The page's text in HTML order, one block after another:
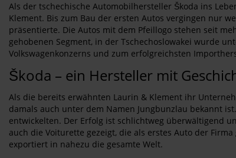
Als der tschechische Automobilhersteller Škoda ins
Klement. Bis zum Bau der ersten Autos vergingen nur
präsentierte. Die Autos mit dem Pfeillogo stehen seit
gehobenen Segment, in der Tschechoslowakei wurde
Volkswagenkonzerns und zum erfolgreichsten
Škoda – ein Hersteller mit
Als die bereits erwähnten Laurin & Klement ihr
damals auch unter dem Namen Jungbunzlau bekannt
entwickelten. Der Erfolg ist schlichtweg überwältigend
auch die Voiturette gezeigt, die als erstes Auto der
exportiert in nahezu die gesamte Welt.